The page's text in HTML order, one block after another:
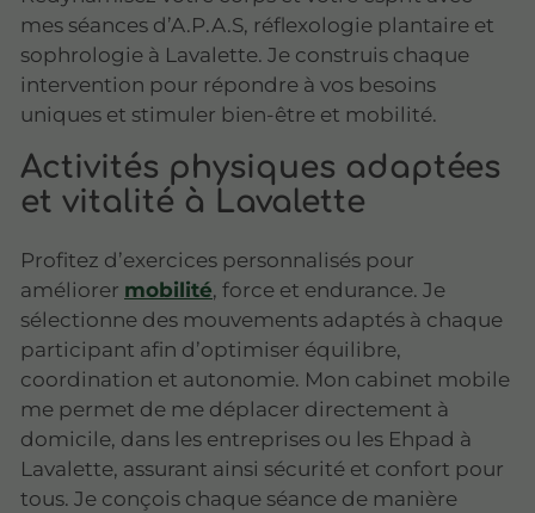
mes séances d’A.P.A.S, réflexologie plantaire et
sophrologie à Lavalette. Je construis chaque
intervention pour répondre à vos besoins
uniques et stimuler bien-être et mobilité.
Activités physiques adaptées
et vitalité à Lavalette
Profitez d’exercices personnalisés pour
améliorer mobilité, force et endurance. Je
sélectionne des mouvements adaptés à chaque
participant afin d’optimiser équilibre,
coordination et autonomie. Mon cabinet mobile
me permet de me déplacer directement à
domicile, dans les entreprises ou les Ehpad à
Lavalette, assurant ainsi sécurité et confort pour
tous. Je conçois chaque séance de manière